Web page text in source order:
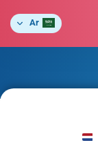
Ar